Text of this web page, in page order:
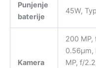
Punjenje
baterije
45W,
Kamera
200 MP,
0.56µm,
MP, f/